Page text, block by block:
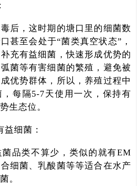
后，这时期的塘口里的细菌数
甚至会处于“菌类真空状态”，
充有益细菌，快速形成优势的
菌等有害细菌的繁殖，避免被
优势群体，所以，养殖过程中
每隔5-7天使用一次，保持有
生态位。
益细菌：
品类不算少，类似的就有EM
细菌、乳酸菌等等适合在水产
。